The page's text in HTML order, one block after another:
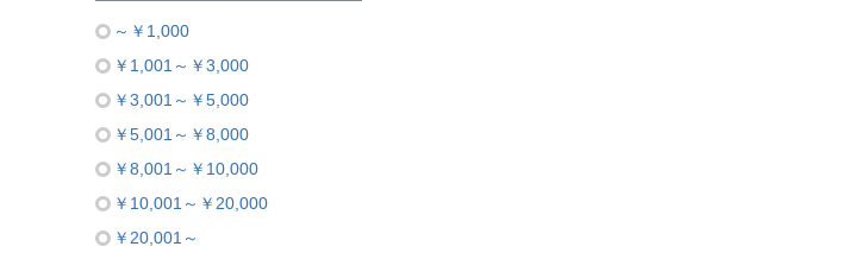
～￥1,000
￥1,001～￥3,000
￥3,001～￥5,000
￥5,001～￥8,000
￥8,001～￥10,000
￥10,001～￥20,000
￥20,001～